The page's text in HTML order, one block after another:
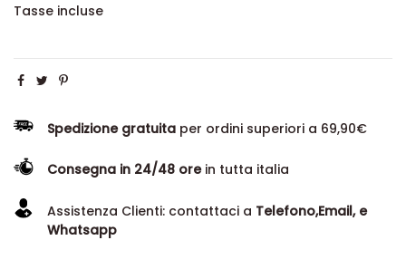
Tasse incluse
Spedizione gratuita per ordini superiori a 69,90€
Consegna in 24/48 orein tutta italia
Assistenza Clienti: contattaci a Telefono,Email, e
Whatsapp